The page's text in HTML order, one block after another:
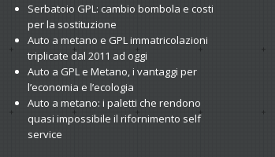
Serbatoio GPL: cambio bombola e costi
per la sostituzione
Auto a metano e GPL immatricolazioni
triplicate dal 2011 ad oggi
Auto a GPL e Metano, i vantaggi per
l’economia e l’ecologia
Auto a metano: i paletti che rendono
quasi impossibile il rifornimento self
service